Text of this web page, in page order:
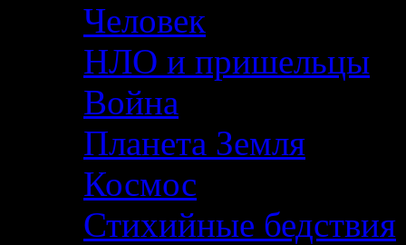
Человек
НЛО и пришельцы
Война
Планета Земля
Космос
Стихийные бедствия